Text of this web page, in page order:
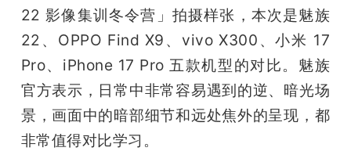
22 影像集训冬令营」拍摄样张，本次是魅族
22、OPPO Find X9、vivo X300、小米 17
Pro、iPhone 17 Pro 五款机型的对比。魅族
官方表示，日常中非常容易遇到的逆、暗光场
景，画面中的暗部细节和远处焦外的呈现，都
非常值得对比学习。